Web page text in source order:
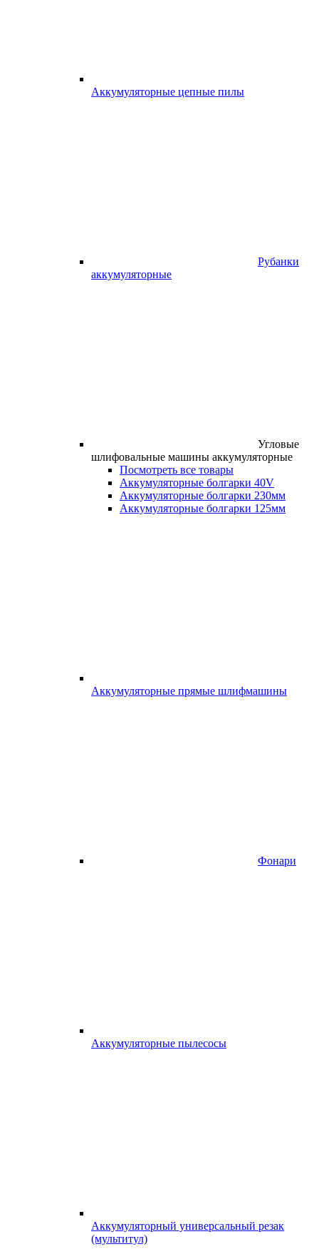
Аккумуляторные цепные пилы
Рубанки
аккумуляторные
Угловые
шлифовальные машины аккумуляторные
Посмотреть все товары
Аккумуляторные болгарки 40V
Аккумуляторные болгарки 230мм
Аккумуляторные болгарки 125мм
Аккумуляторные прямые шлифмашины
Фонари
Аккумуляторные пылесосы
Аккумуляторный универсальный резак
(мультитул)